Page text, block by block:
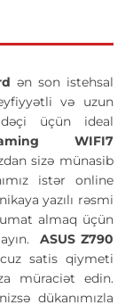
ən son istehsal
və uzun
üçün ideal
WIFI7
sizə münasib
istər online
yazılı rəsmi
almaq üçün
ASUS Z790
satis qiymeti
müraciət edin.
dükanımızla